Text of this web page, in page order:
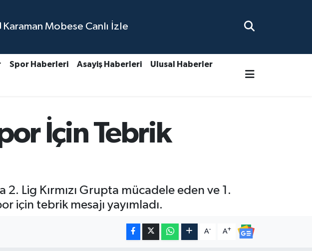
Karaman Mobese Canlı İzle
Spor Haberleri Asayiş Haberleri Ulusal Haberler
İçin Tebrik
Lig Kırmızı Grupta mücadele eden ve 1.
için tebrik mesajı yayımladı.
A- A+